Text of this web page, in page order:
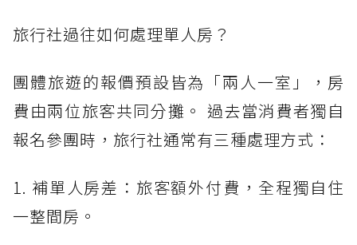
旅行社過往如何處理單人房？
團體旅遊的報價預設皆為「兩人一室」，房
費由兩位旅客共同分攤。 過去當消費者獨自
報名參團時，旅行社通常有三種處理方式：
1. 補單人房差：旅客額外付費，全程獨自住
一整間房。